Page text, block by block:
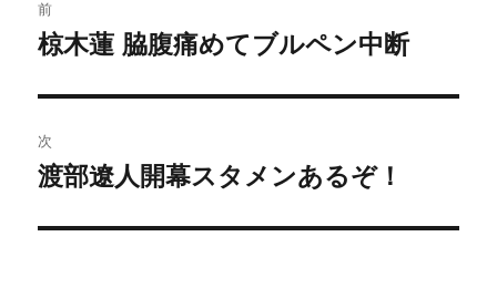
稿
ビ
ゲ
ー
前
前
投
稿:
椋木蓮 脇腹痛めてブルペン中断
次
次
投
渡部遼人開幕スタメンあるぞ！